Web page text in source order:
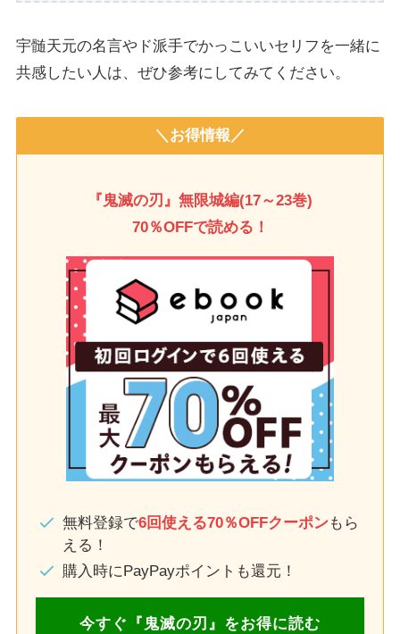
宇髄天元の名言やド派手でかっこいいセリフを一緒に
共感したい人は、ぜひ参考にしてみてください。
＼お得情報／
『鬼滅の刃』無限城編(17～23巻)
70％OFFで読める！
無料登録で6回使える70％OFFクーポンもら
える！
購入時にPayPayポイントも還元！
今すぐ『鬼滅の刃』をお得に読む